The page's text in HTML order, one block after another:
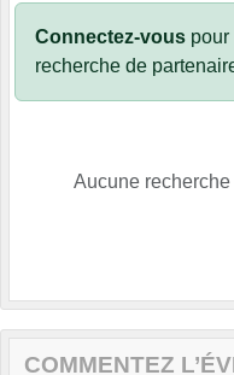
Connectez-vous pour
recherche de
Aucune
COMMENTEZ